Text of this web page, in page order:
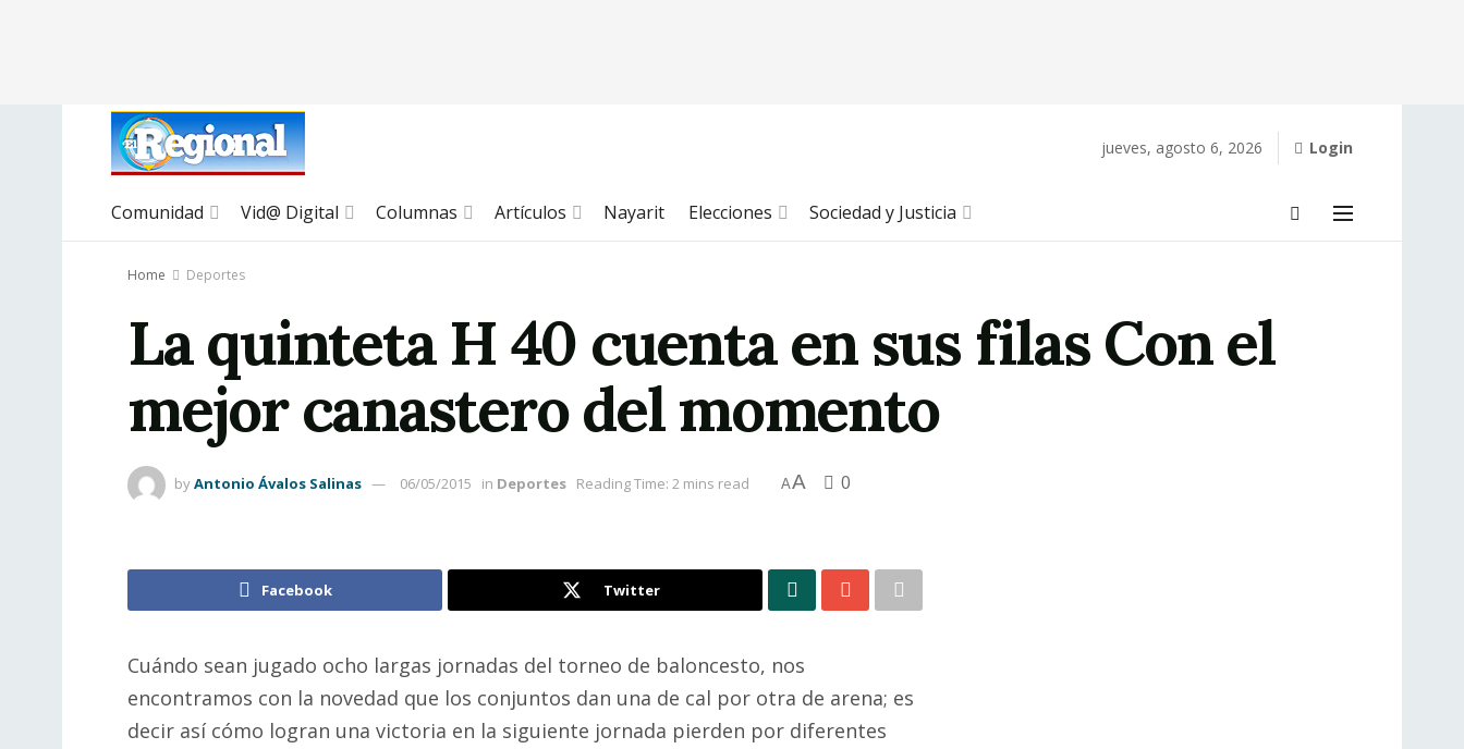
jueves, agosto 6, 2026 Login
Comunidad Vid@ Digital Columnas Artículos Nayarit Elecciones Sociedad y Justicia
Home Deportes
La quinteta H 40 cuenta en sus filas Con el
mejor canastero del momento
byAntonio Ávalos Salinas 06/05/2015 in Deportes Reading Time: 2 mins read AA 0
Facebook Twitter
Cuándo sean jugado ocho largas jornadas del torneo de baloncesto, nos
encontramos con la novedad que los conjuntos dan una de cal por otra de arena; es
decir así cómo logran una victoria en la siguiente jornada pierden por diferentes